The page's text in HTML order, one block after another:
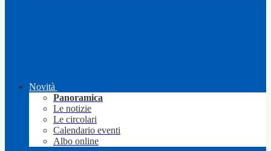
Novità
Panoramica
Le notizie
Le circolari
Calendario eventi
Albo online